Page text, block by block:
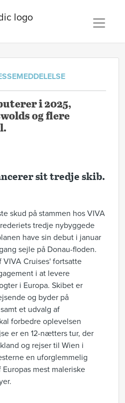
i 2025,
og flere
sit tredje skib.
skud på stammen hos VIVA
tredje nybyggede
have sin debut i januar
sejle på Donau-floden.
VIVA Cruises' fortsatte
i at levere
i Europa. Skibet er
og byder på
et udvalg af
forbedre oplevelsen
er en 12-nætters tur, der
og rejser til Wien i
en uforglemmelig
mest maleriske